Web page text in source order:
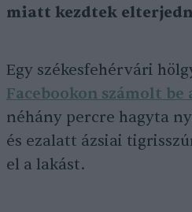
miatt kezdtek
Egy székesfehérvári
Facebookon számolt be
néhány percre hagyta
és ezalatt ázsiai
el a lakást.